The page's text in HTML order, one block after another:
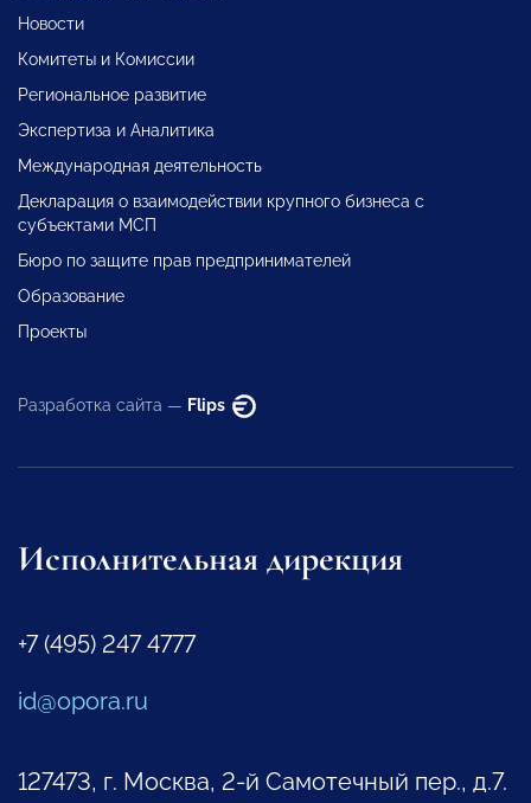
Новости
Комитеты и Комиссии
Региональное развитие
Экспертиза и Аналитика
Международная деятельность
Декларация о взаимодействии крупного бизнеса с
субъектами МСП
Бюро по защите прав предпринимателей
Образование
Проекты
Разработка сайта — Flips
Исполнительная дирекция
+7 (495) 247 4777
id@opora.ru
127473, г. Москва, 2-й Самотечный пер., д.7.